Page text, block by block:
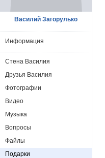
Василий Загорулько
Информация
Стена Василия
Друзья Василия
Фотографии
Видео
Музыка
Вопросы
Файлы
Подарки